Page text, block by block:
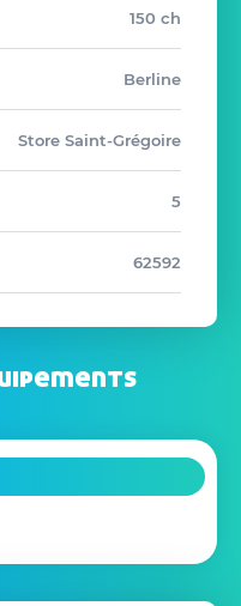
150 ch
Berline
Store Saint-Grégoire
5
62592